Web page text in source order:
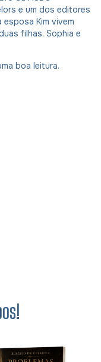
e um dos editores
Kim vivem
filhas, Sophia e
boa leitura.